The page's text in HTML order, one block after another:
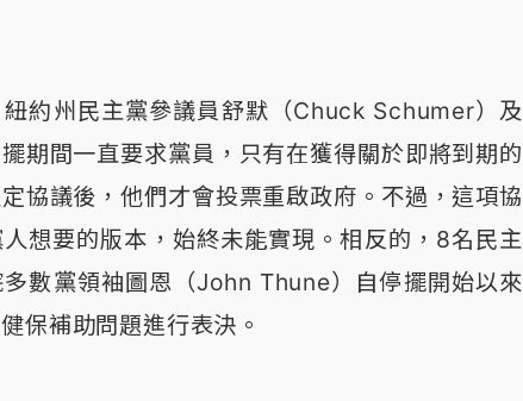
約州民主黨參議員舒默（Chuck Schumer）及
期間一直要求黨員，只有在獲得關於即將到期的
協議後，他們才會投票重啟政府。不過，這項協
想要的版本，始終未能實現。相反的，8名民主
數黨領袖圖恩（John Thune）自停擺開始以來
保補助問題進行表決。